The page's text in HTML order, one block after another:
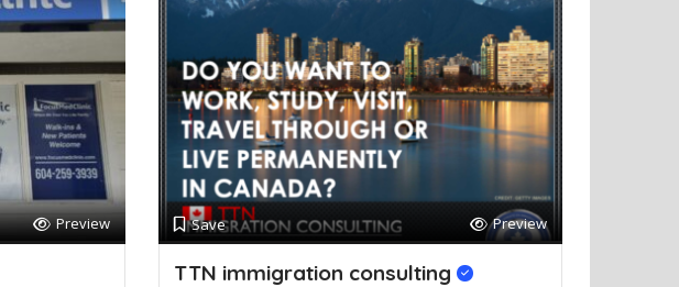
Preview Save Preview
TTN immigration consulting